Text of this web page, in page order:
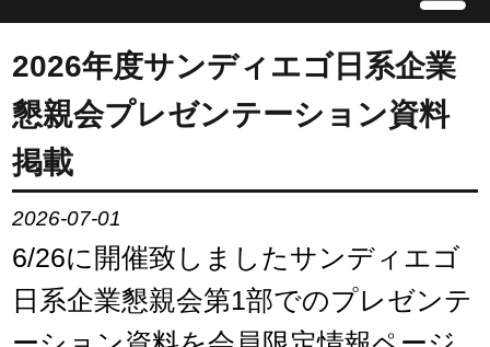
JMAについて
会員情報
イベント案内
ご入会案内
会員限定情報
2026年度サンディエゴ日系企業
懇親会プレゼンテーション資料
掲載
2026-07-01
6/26に開催致しましたサンディエゴ
日系企業懇親会第1部でのプレゼンテ